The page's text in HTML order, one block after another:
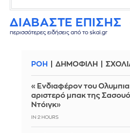
ΔΙΑΒΑΣΤΕ ΕΠΙΣΗΣ
περισσότερες ειδήσεις από το skai.gr
ΡΟΗ ΔΗΜΟΦΙΛΗ
«Ενδιαφέρον του
αριστερό μπακ της
Ντόιγκ»
IN 2 HOURS